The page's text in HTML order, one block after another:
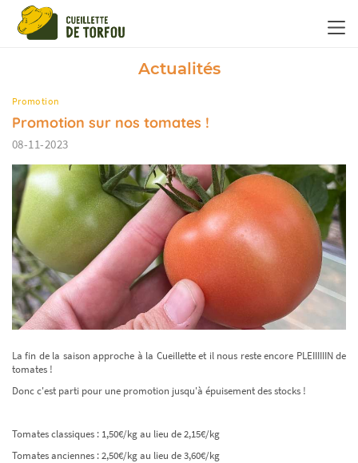
Actualités
Promotion
Promotion sur nos tomates !
08-11-2023
La fin de la saison approche à la Cueillette et il nous reste encore PLEIIIIIIN de
tomates !
Donc c'est parti pour une promotion jusqu'à épuisement des stocks !
Tomates classiques : 1,50€/kg au lieu de 2,15€/kg
Tomates anciennes : 2,50€/kg au lieu de 3,60€/kg
Panneau de gestion des cookies